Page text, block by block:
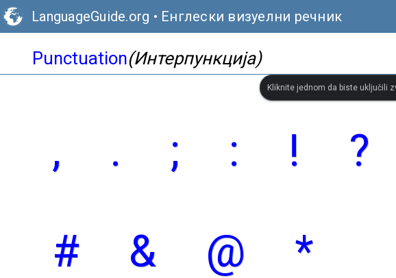
LanguageGuide.org • Енглески визуелни речник
Punctuation(Интерпункција)
Kliknite jednom da biste uključili
, . ; : ! ?
#
& @ *